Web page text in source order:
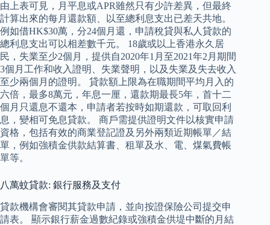
由上表可見，月平息或APR雖然只有少許差異，但最終
計算出來的每月還款額、以至總利息支出已差天共地。
例如借HK$30萬，分24個月還，申請稅貸與私人貸款的
總利息支出可以相差數千元。 18歲或以上香港永久居
民，失業至少2個月，提供自2020年1月至2021年2月期間
3個月工作和收入證明、失業聲明，以及失業及失去收入
至少兩個月的證明。 貸款額上限為在職期間平均月入的
六倍，最多8萬元，年息一厘，還款期最長5年，首十二
個月只還息不還本，申請者若按時如期還款，可取回利
息，變相可免息貸款。 商戶需提供證明文件以核實申請
資格，包括有效的商業登記證及另外兩類近期帳單／結
單，例如強積金供款結算書、租單及水、電、煤氣費帳
單等。
八萬蚊貸款: 銀行服務及支付
貸款機構會審閱其貸款申請，並向按證保險公司提交申
請表。 顯示銀行薪金過數紀錄或強積金供堤中斷的月結